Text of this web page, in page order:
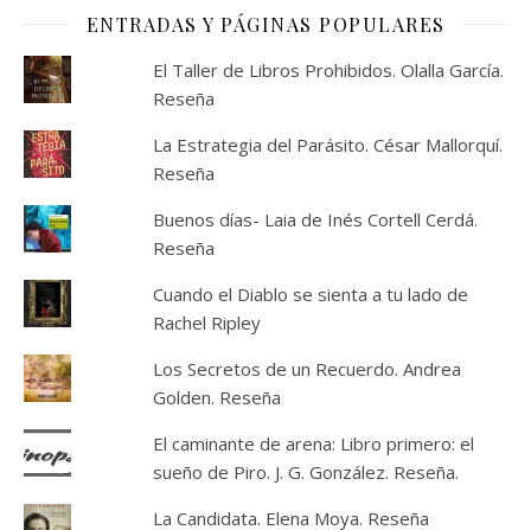
ENTRADAS Y PÁGINAS POPULARES
El Taller de Libros Prohibidos. Olalla García.
Reseña
La Estrategia del Parásito. César Mallorquí.
Reseña
Buenos días- Laia de Inés Cortell Cerdá.
Reseña
Cuando el Diablo se sienta a tu lado de
Rachel Ripley
Los Secretos de un Recuerdo. Andrea
Golden. Reseña
El caminante de arena: Libro primero: el
sueño de Piro. J. G. González. Reseña.
La Candidata. Elena Moya. Reseña